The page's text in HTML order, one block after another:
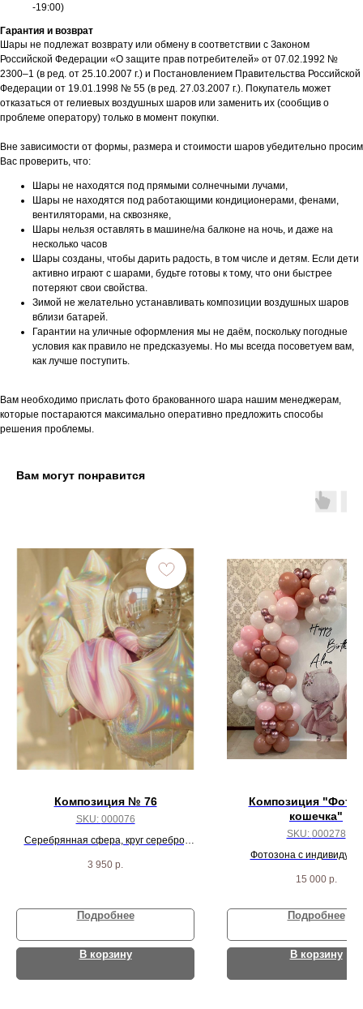
-19:00)
Гарантия и возврат
Шары не подлежат возврату или обмену в соответствии с Законом
Российской Федерации «О защите прав потребителей» от 07.02.1992 №
2300–1 (в ред. от 25.10.2007 г.) и Постановлением Правительства Российской
Федерации от 19.01.1998 № 55 (в ред. 27.03.2007 г.). Покупатель может
отказаться от гелиевых воздушных шаров или заменить их (сообщив о
проблеме оператору) только в момент покупки.
Вне зависимости от формы, размера и стоимости шаров убедительно просим
Вас проверить, что:
Шары не находятся под прямыми солнечными лучами,
Шары не находятся под работающими кондиционерами, фенами,
вентиляторами, на сквозняке,
Шары нельзя оставлять в машине/на балконе на ночь, и даже на
несколько часов
Шары созданы, чтобы дарить радость, в том числе и детям. Если дети
активно играют с шарами, будьте готовы к тому, что они быстрее
потеряют свои свойства.
Зимой не желательно устанавливать композиции воздушных шаров
вблизи батарей.
Гарантии на уличные оформления мы не даём, поскольку погодные
условия как правило не предсказуемы. Но мы всегда посоветуем вам,
как лучше поступить.
Вам необходимо прислать фото бракованного шара нашим менеджерам,
которые постараются максимально оперативно предложить способы
решения проблемы.
Вам могут понравится
Композиция № 76
SKU: 000076
Серебрянная сфера, круг серебро,
агата
3 950 р.
Подробнее
В корзину
Композиция
кошечка"
SKU: 000278
Фотозона с
15 000 р.
Подробнее
В корзину